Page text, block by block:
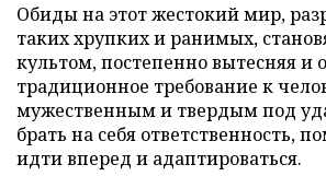
Обиды на этот жестокий мир,
таких хрупких и ранимых,
культом, постепенно вытесняя и
традиционное требование к
мужественным и твердым под
брать на себя ответственность,
идти вперед и адаптироваться.